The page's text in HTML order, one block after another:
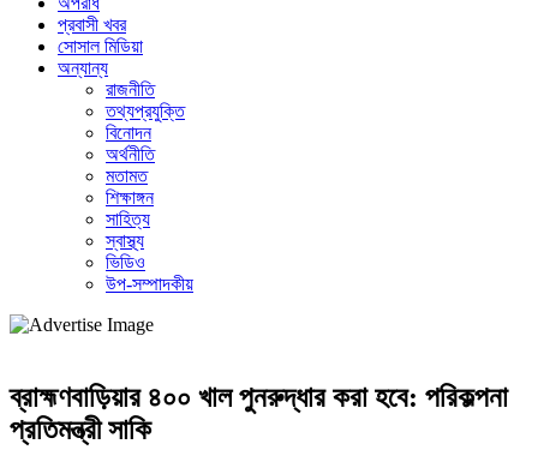
প্রবাসী খবর
সোসাল মিডিয়া
অন্যান্য
রাজনীতি
তথ্যপ্রযুক্তি
বিনোদন
অর্থনীতি
মতামত
শিক্ষাঙ্গন
সাহিত্য
স্বাস্থ্য
ভিডিও
উপ-সম্পাদকীয়
ব্রাহ্মণবাড়িয়ার ৪০০ খাল পুনরুদ্ধার করা হবে: পরিকল্পনা
প্রতিমন্ত্রী সাকি